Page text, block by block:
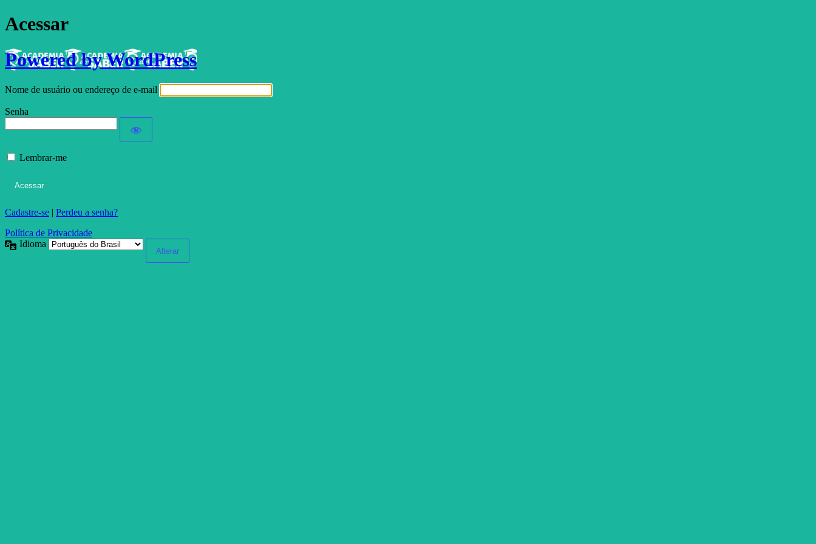
Acessar
Powered by WordPress
Nome de usuário ou endereço de e-mail
Senha
Lembrar-me
Cadastre-se | Perdeu a senha?
Política de Privacidade
Idioma